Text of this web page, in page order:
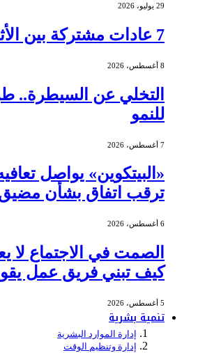
29 يوليو، 2026
7 عادات مشتركة بين الأثرياء
8 أغسطس، 2026
التخلي عن السيطرة..
للنمو
7 أغسطس، 2026
«البيتكوين» يواصل
ترقب اتفاق بشأن
6 أغسطس، 2026
الصمت في الاجتماع لا
كيف تبني فريق عمل
5 أغسطس، 2026
تنمية بشرية
إدارة الموارد البشرية
إدارة وتنظيم الوقت